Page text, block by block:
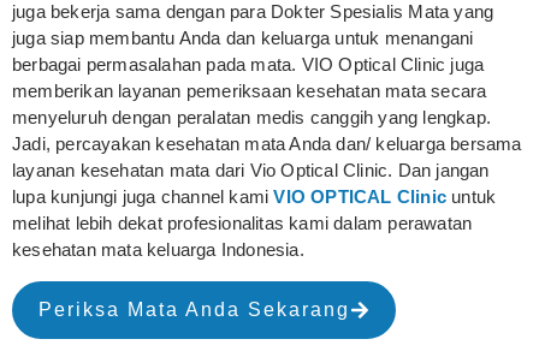
juga bekerja sama dengan para Dokter Spesialis Mata yang
juga siap membantu Anda dan keluarga untuk menangani
berbagai permasalahan pada mata. VIO Optical Clinic juga
memberikan layanan pemeriksaan kesehatan mata secara
menyeluruh dengan peralatan medis canggih yang lengkap.
Jadi, percayakan kesehatan mata Anda dan/ keluarga bersama
layanan kesehatan mata dari Vio Optical Clinic. Dan jangan
lupa kunjungi juga channel kami VIO OPTICAL Clinic untuk
melihat lebih dekat profesionalitas kami dalam perawatan
kesehatan mata keluarga Indonesia.
Periksa Mata Anda Sekarang